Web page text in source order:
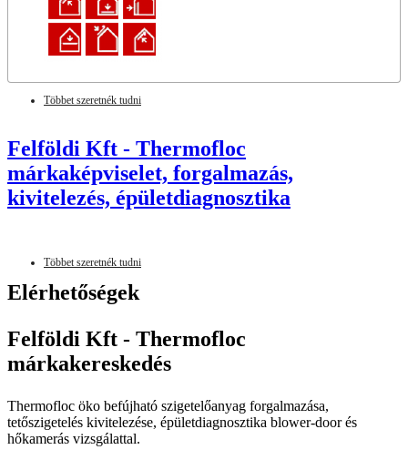
Többet szeretnék tudni
Felföldi Kft - Thermofloc
márkaképviselet, forgalmazás,
kivitelezés, épületdiagnosztika
Többet szeretnék tudni
Elérhetőségek
Felföldi Kft - Thermofloc
márkakereskedés
Thermofloc öko befújható szigetelőanyag forgalmazása,
tetőszigetelés kivitelezése, épületdiagnosztika blower-door és
hőkamerás vizsgálattal.